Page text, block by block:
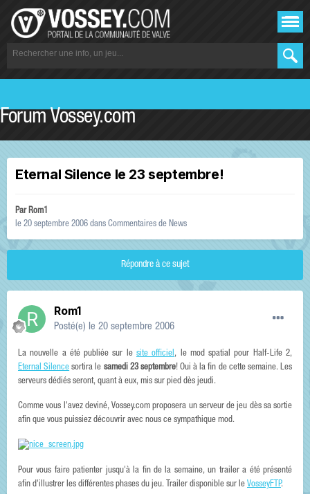
Forum Vossey.com
Eternal Silence le 23 septembre!
ParRom1
le 20 septembre 2006 dans Commentaires de News
Répondre à ce sujet
Rom1
Posté(e) le 20 septembre 2006
La nouvelle a été publiée sur le site officiel, le mod spatial pour Half-Life 2,
Eternal Silence sortira le samedi 23 septembre! Oui à la fin de cette semaine. Les
serveurs dédiés seront, quant à eux, mis sur pied dès jeudi.
Comme vous l'avez deviné, Vossey.com proposera un serveur de jeu dès sa sortie
afin que vous puissiez découvrir avec nous ce sympathique mod.
Pour vous faire patienter jusqu'à la fin de la semaine, un trailer a été présenté
afin d'illustrer les différentes phases du jeu. Trailer disponible sur le VosseyFTP.